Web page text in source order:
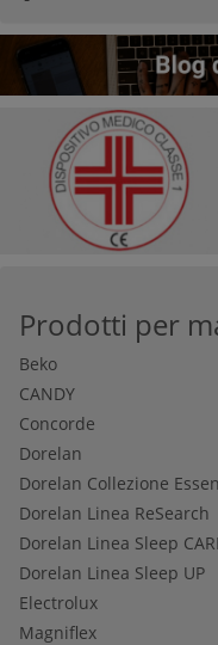
Prodotti per
Beko
CANDY
Concorde
Dorelan
Dorelan Collezione
Dorelan Linea ReSearch
Dorelan Linea Sleep
Dorelan Linea Sleep UP
Electrolux
Magniflex